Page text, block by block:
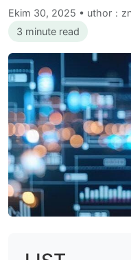
Ekim 30, 2025 • uthor：
3 minute read